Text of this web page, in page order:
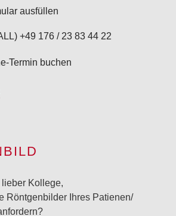
ausfüllen
+49 176 / 23 83 44 22
Termin buchen
Kollege,
Röntgenbilder Ihres Patienen/